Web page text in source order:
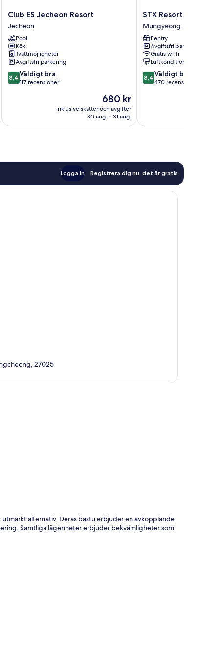
Club
ES
Jecheon
Resort
Jecheon
Club ES Jecheon Resort
Jecheon
Pool
Kök
Tvättmöjligheter
Avgiftsfri parkering
8.4
av
8,4 Väldigt bra
117 recensioner
Priset
är
680 kr
680 kr
inklusive skatter och avgifter
30 aug. – 31 aug.
STX
Resort
Mungyeong
STX Resort
Mungyeong
Pentry
Avgiftsfri parkering
Gratis wi-fi
Luftkonditionering
8.4
av
8,4 Väldigt bra
470 recensioner
Logga in Registrera dig nu, det är gratis
27025
alternativ. Deras bastu erbjuder en avkopplande
Samtliga lägenheter erbjuder bekvämligheter som